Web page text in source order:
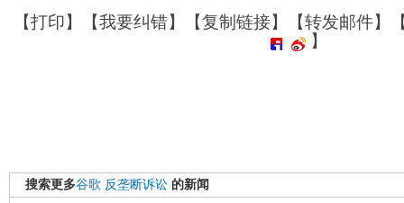
【打印】【我要纠错】【复制链接】【转发邮件】
】
搜索更多谷歌 反垄断诉讼 的新闻